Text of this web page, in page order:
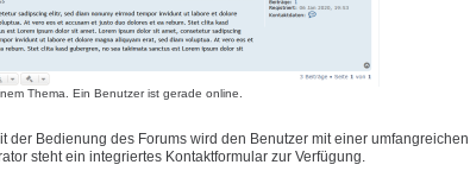
Thema. Ein Benutzer ist gerade online.
der Bedienung des Forums wird den Benutzer mit einer
steht ein integriertes Kontaktformular zur Verfügung.